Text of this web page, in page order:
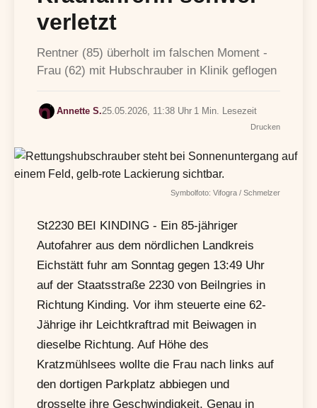
verletzt
Rentner (85) überholt im falschen Moment -
Frau (62) mit Hubschrauber in Klinik geflogen
Annette S.25.05.2026, 11:38 Uhr 1 Min. Lesezeit
Drucken
Symbolfoto: Vifogra / Schmelzer
St2230 BEI KINDING - Ein 85-jähriger
Autofahrer aus dem nördlichen Landkreis
Eichstätt fuhr am Sonntag gegen 13:49 Uhr
auf der Staatsstraße 2230 von Beilngries in
Richtung Kinding. Vor ihm steuerte eine 62-
Jährige ihr Leichtkraftrad mit Beiwagen in
dieselbe Richtung. Auf Höhe des
Kratzmühlsees wollte die Frau nach links auf
den dortigen Parkplatz abbiegen und
drosselte ihre Geschwindigkeit. Genau in